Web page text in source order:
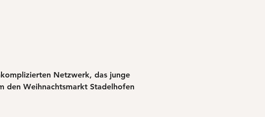
Netzwerk, das junge
den Weihnachtsmarkt Stadelhofen